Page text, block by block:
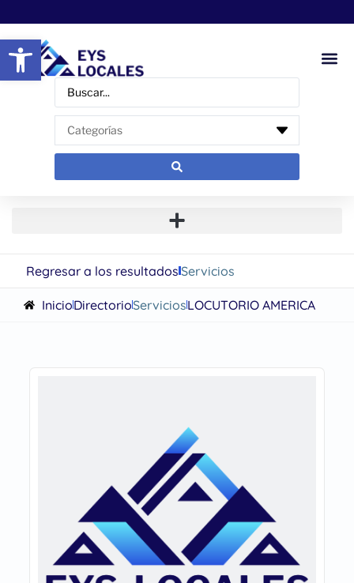
Abrir barra de herramientas
Regresar a los resultadosServicios
InicioDirectorioServiciosLOCUTORIO AMERICA